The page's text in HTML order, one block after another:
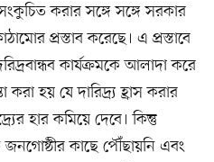
করার সঙ্গে সঙ্গে সরকার
প্রস্তাব করেছে। এ প্রস্তাবে
কার্যক্রমকে আলাদা করে
করা হয় যে দারিদ্র্য হ্রাস করার
হার কমিয়ে দেবে। কিন্তু
জনগোষ্ঠীর কাছে পৌঁছায়নি এবং